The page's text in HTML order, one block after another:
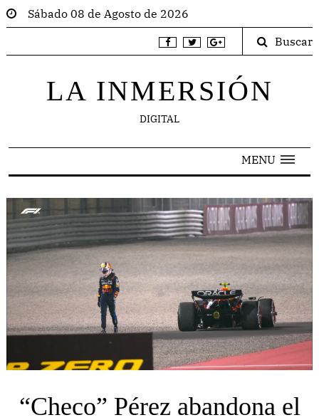
Sábado 08 de Agosto de 2026
Buscar
LA INMERSIÓN
DIGITAL
MENU
“Checo” Pérez abandona el